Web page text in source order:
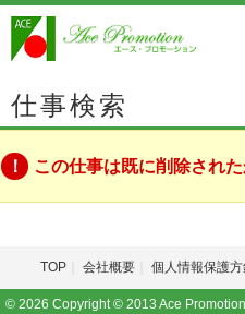
仕事検索
この仕事は既に削除され
TOP 会社概要 個人情報保護
© 2026 Copyright © 2013 Ace